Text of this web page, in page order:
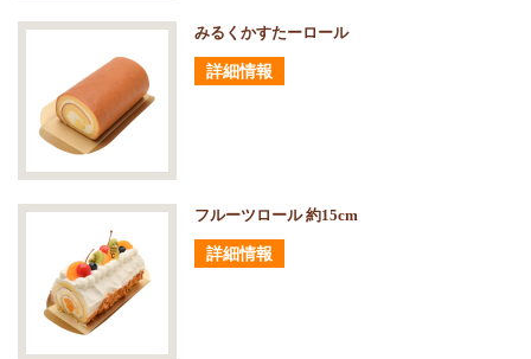
みるくかすたーロール
詳細情報
フルーツロール 約15cm
詳細情報